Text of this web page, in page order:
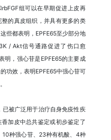
组可以在早期促进上皮再
的真皮组织，并具有更多的类
些都表明，EPFE65至少部分地
/ Akt信号通路促进了伤口愈
明，强心苷是EPFE65的主要成
功效，表明EPFE65中强心苷可
被广泛用于治疗自身免疫性疾
加皮中总共鉴定或初步鉴定了
种强心苷、23种有机酸、4种